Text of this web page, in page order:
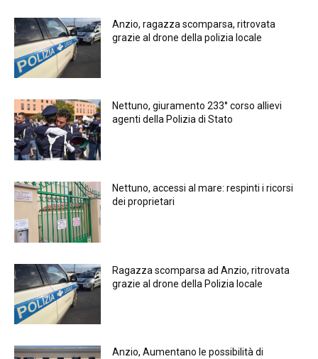
Anzio, ragazza scomparsa, ritrovata
grazie al drone della polizia locale
Nettuno, giuramento 233° corso allievi
agenti della Polizia di Stato
Nettuno, accessi al mare: respinti i ricorsi
dei proprietari
Ragazza scomparsa ad Anzio, ritrovata
grazie al drone della Polizia locale
Anzio, Aumentano le possibilità di